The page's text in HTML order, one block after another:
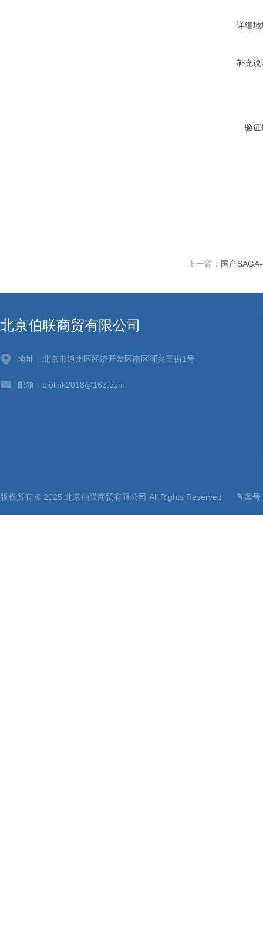
详细地
补充说
验证
上一篇： 国产
北京伯联商贸有限公司
地址：北京市通州区经济开发区南区漷兴三街1号
邮箱：biolink2018@163.com
版权所有 © 2025 北京伯联商贸有限公司 All Rights Reserved 备案号